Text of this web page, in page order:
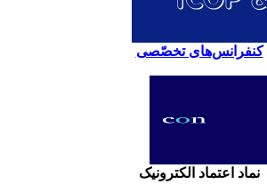
کنفرانس‌های تخصّصی
نماد اعتماد الکترونیک